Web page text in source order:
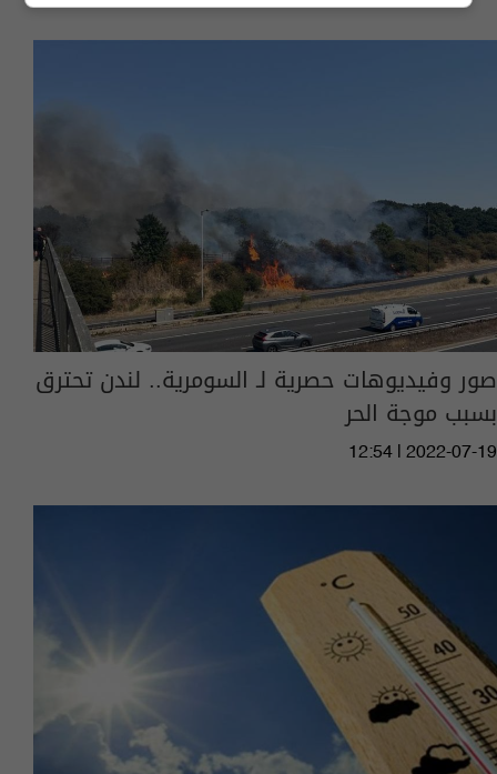
صور وفيديوهات حصرية لـ السومرية.. لندن تحترق
بسبب موجة الحر
12:54 | 2022-07-19